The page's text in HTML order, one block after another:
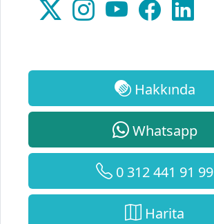
Hakkında
Whatsapp
0 312 441 91 99
Harita